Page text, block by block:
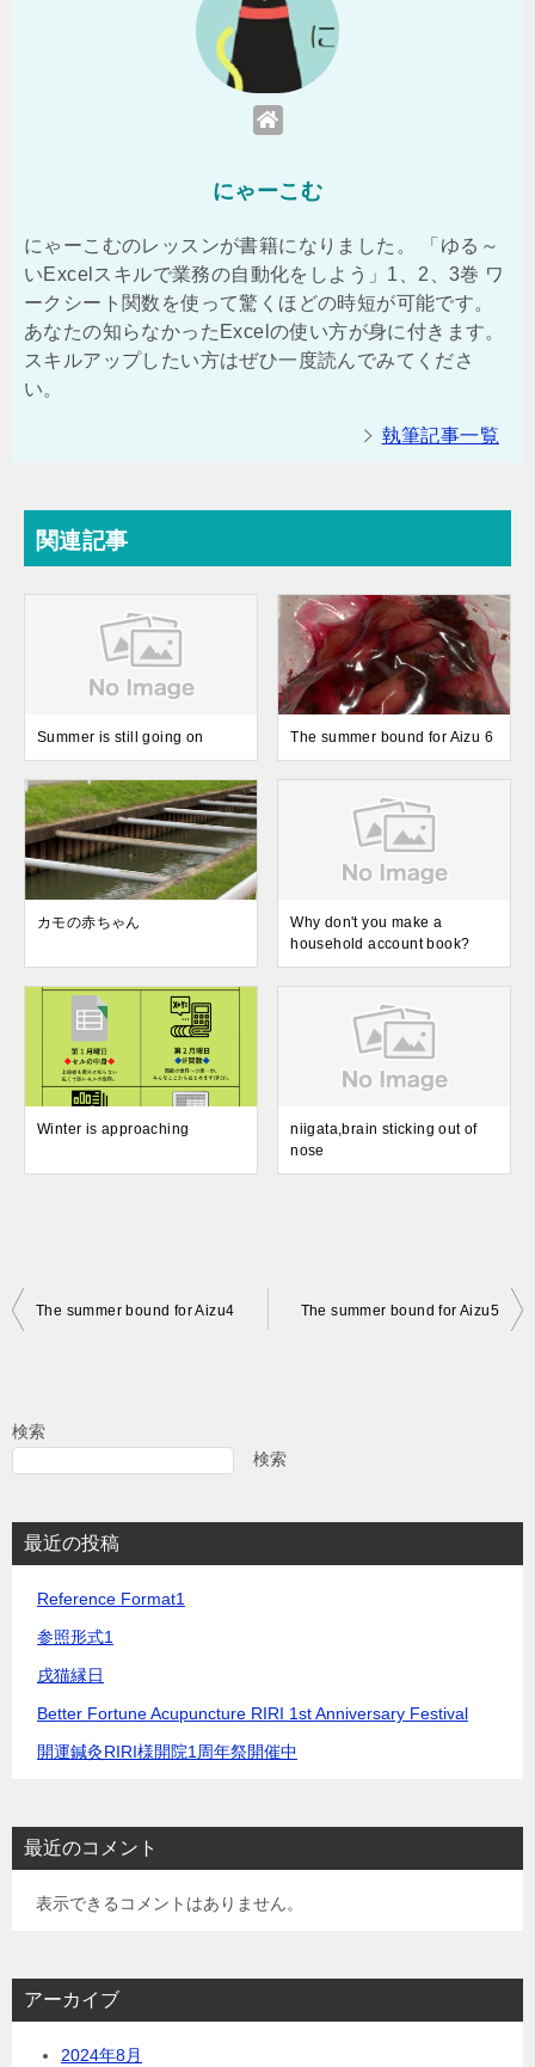
にゃーこむ
にゃーこむのレッスンが書籍になりました。 「ゆる～
いExcelスキルで業務の自動化をしよう」1、2、3巻 ワ
ークシート関数を使って驚くほどの時短が可能です。
あなたの知らなかったExcelの使い方が身に付きます。
スキルアップしたい方はぜひ一度読んでみてくださ
い。
執筆記事一覧
関連記事
Summer is still going on The summer bound for Aizu 6
カモの赤ちゃん
Why don't you make a
household account book?
Winter is approaching
niigata,brain sticking out of
nose
投
ビ
シ
ョ
The summer bound for Aizu4 The summer bound for Aizu5
検索
検索
最近の投稿
Reference Format1
参照形式1
戌猫縁日
Better Fortune Acupuncture RIRI 1st Anniversary Festival
開運鍼灸RIRI様開院1周年祭開催中
最近のコメント
表示できるコメントはありません。
アーカイブ
2024年8月